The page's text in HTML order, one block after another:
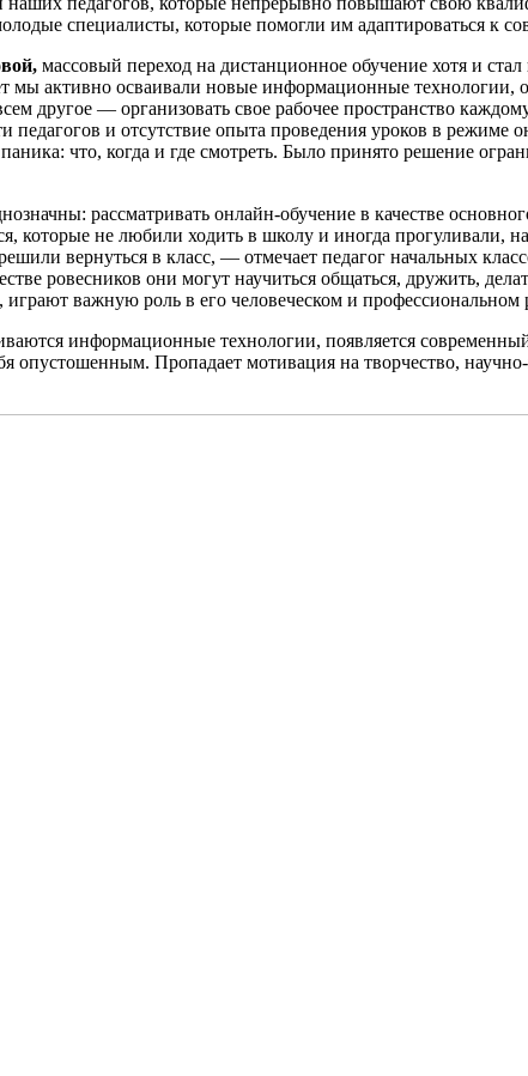
специалисты, которые помогли им адаптироваться к
массовый переход на дистанционное обучение хотя и
мы активно осваивали новые информационные технологии,
другое — организовать свое рабочее пространство
и отсутствие опыта проведения уроков в режиме
что, когда и где смотреть. Было принято решение
рассматривать онлайн-обучение в качестве
которые не любили ходить в школу и иногда прогуливали,
вернуться в класс, — отмечает педагог начальных
ровесников они могут научиться общаться, дружить,
важную роль в его человеческом и профессиональном
информационные технологии, появляется
опустошенным. Пропадает мотивация на творчество,